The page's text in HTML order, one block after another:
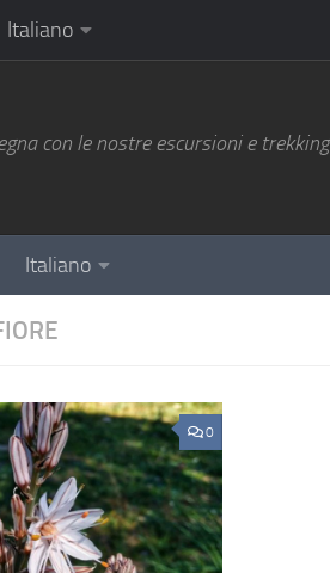
Italiano
con le nostre escursioni e trekking
Italiano
0